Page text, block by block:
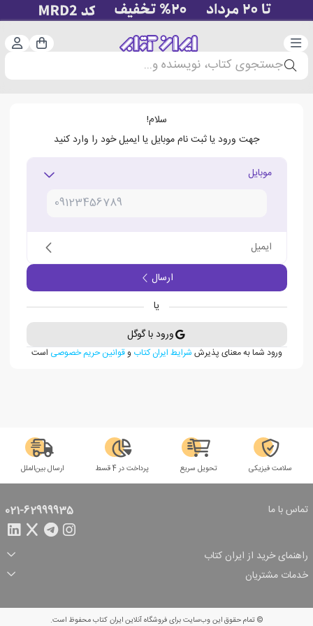
دسته‌بندی سبد
جستجوی کتاب، نویسنده و...
سلام!
جهت ورود یا ثبت نام موبایل یا ایمیل خود را وارد کنید
موبایل
ایمیل
ارسال
یا
ورود با گوگل
ورود شما به معنای پذیرش شرایط ایران کتاب وقوانین حریم خصوصی است
سلامت فیزیکی تحویل سریع پرداخت در 4 قسط ارسال بین‌الملل
تماس با ما 021-62999935
راهنمای خرید از ایران کتاب
ثبت سفارش
شرایط ارسال سفارش
شیوه پرداخت
تخفیف‌های خرید
خدمات مشتریان
© تمام حقوق این وب‌سایت برای فروشگاه آنلاین ایران کتاب محفوظ است.